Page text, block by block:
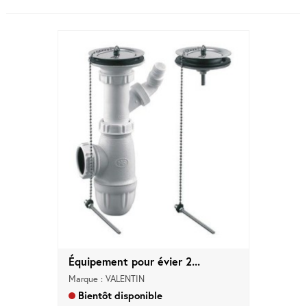
Équipement pour évier 2...
Marque : VALENTIN
Bientôt disponible